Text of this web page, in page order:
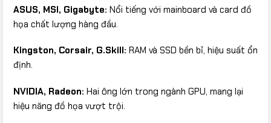
ASUS, MSI, Gigabyte: Nổi tiếng với mainboard và card đồ
họa chất lượng hàng đầu.
Kingston, Corsair, G.Skill: RAM và SSD bền bỉ, hiệu suất ổn
định.
NVIDIA, Radeon: Hai ông lớn trong ngành GPU, mang lại
hiệu năng đồ họa vượt trội.